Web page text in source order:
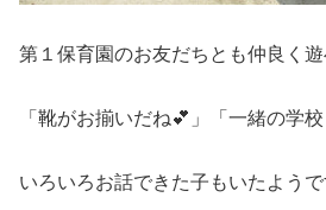
第１保育園のお友だちとも仲良く遊
「靴がお揃いだね💕」「一緒の学校
いろいろお話できた子もいたよう